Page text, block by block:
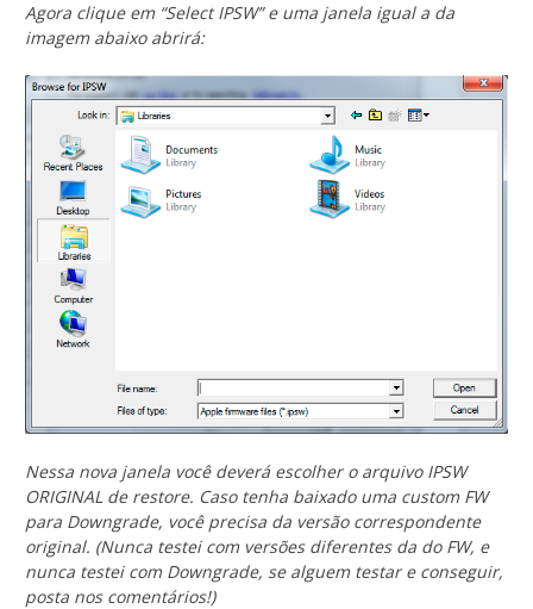
Agora clique em “Select IPSW” e uma janela igual a da
imagem abaixo abrirá:
Nessa nova janela você deverá escolher o arquivo IPSW
ORIGINAL de restore. Caso tenha baixado uma custom FW
para Downgrade, você precisa da versão correspondente
original. (Nunca testei com versões diferentes da do FW, e
nunca testei com Downgrade, se alguem testar e conseguir,
posta nos comentários!)